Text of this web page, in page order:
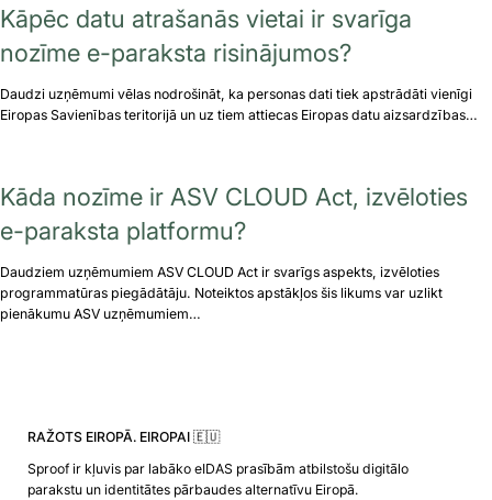
Kāpēc datu atrašanās vietai ir svarīga
nozīme e-paraksta risinājumos?
Daudzi uzņēmumi vēlas nodrošināt, ka personas dati tiek apstrādāti vienīgi
Eiropas Savienības teritorijā un uz tiem attiecas Eiropas datu aizsardzības…
Kāda nozīme ir ASV CLOUD Act, izvēloties
e-paraksta platformu?
Daudziem uzņēmumiem ASV CLOUD Act ir svarīgs aspekts, izvēloties
programmatūras piegādātāju. Noteiktos apstākļos šis likums var uzlikt
pienākumu ASV uzņēmumiem…
RAŽOTS EIROPĀ. EIROPAI 🇪🇺
Sproof ir kļuvis par labāko eIDAS prasībām atbilstošu digitālo
parakstu un identitātes pārbaudes alternatīvu Eiropā.